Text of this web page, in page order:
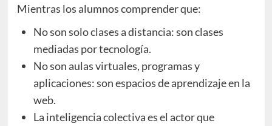
Mientras los alumnos comprender que:
No son solo clases a distancia: son clases
mediadas por tecnología.
No son aulas virtuales, programas y
aplicaciones: son espacios de aprendizaje en la
web.
La inteligencia colectiva es el actor que